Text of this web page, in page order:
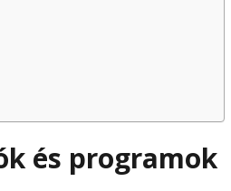
és programok